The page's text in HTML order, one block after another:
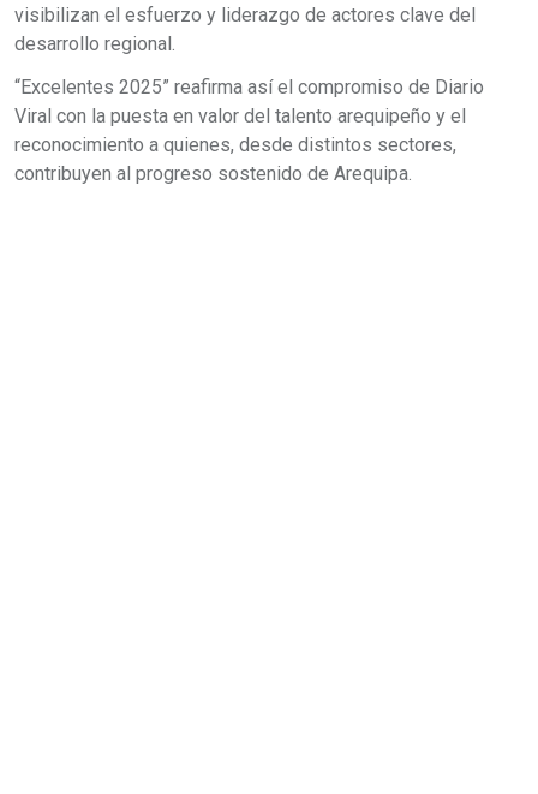
visibilizan el esfuerzo y liderazgo de actores clave del
desarrollo regional.
“Excelentes 2025” reafirma así el compromiso de Diario
Viral con la puesta en valor del talento arequipeño y el
reconocimiento a quienes, desde distintos sectores,
contribuyen al progreso sostenido de Arequipa.